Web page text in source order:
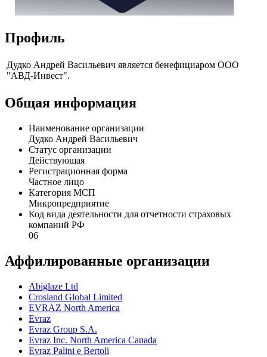
Профиль
Дудко Андрей Васильевич является бенефициаром ООО
Общая информация
Наименование организации
Дудко Андрей Васильевич
Статус организации
Действующая
Регистрационная форма
Частное лицо
Категория МСП
Код вида деятельности для отчетности страховых
компаний РФ
Аффилированные организации
Abiglaze Ltd
Crosland Global Limited
EVRAZ North America